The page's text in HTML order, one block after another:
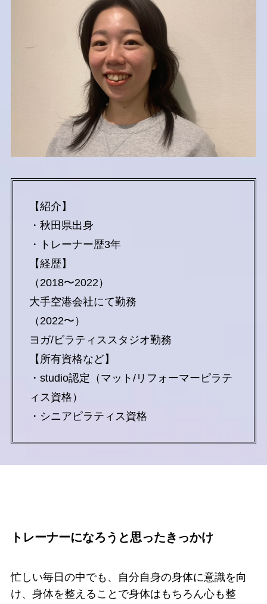
【紹介】
・秋田県出身
・トレーナー歴3年
【経歴】
（2018〜2022）
大手空港会社にて勤務
（2022〜）
ヨガ/ピラティススタジオ勤務
【所有資格など】
・studio認定（マット/リフォーマーピラテ
ィス資格）
・シニアピラティス資格
トレーナーになろうと思ったきっかけ
忙しい毎日の中でも、自分自身の身体に意識を向
け、身体を整えることで身体はもちろん心も整